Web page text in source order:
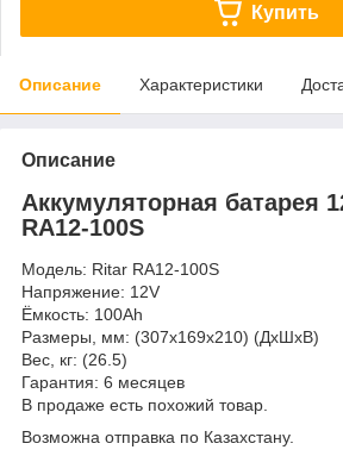
Купить
Описание Характеристики
Описание
Аккумуляторная батарея
RA12-100S
Модель: Ritar RA12-100S
Напряжение: 12V
Ёмкость: 100Ah
Размеры, мм: (307x169x210) (ДхШхВ)
Вес, кг: (26.5)
Гарантия: 6 месяцев
В продаже есть похожий товар.
Возможна отправка по Казахстану.